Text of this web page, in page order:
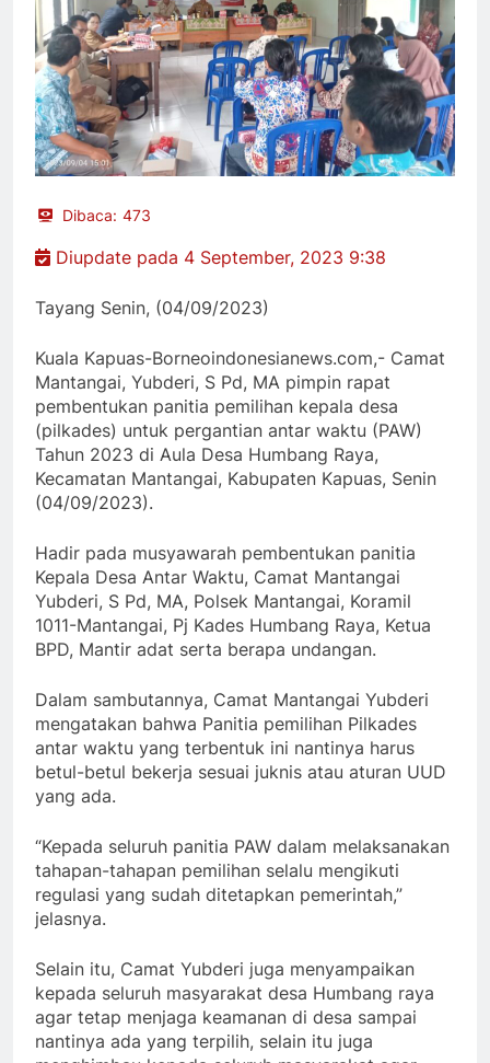
Dibaca: 473
Diupdate pada 4 September, 2023 9:38
Tayang Senin, (04/09/2023)
Kuala Kapuas-Borneoindonesianews.com,- Camat
Mantangai, Yubderi, S Pd, MA pimpin rapat
pembentukan panitia pemilihan kepala desa
(pilkades) untuk pergantian antar waktu (PAW)
Tahun 2023 di Aula Desa Humbang Raya,
Kecamatan Mantangai, Kabupaten Kapuas, Senin
(04/09/2023).
Hadir pada musyawarah pembentukan panitia
Kepala Desa Antar Waktu, Camat Mantangai
Yubderi, S Pd, MA, Polsek Mantangai, Koramil
1011-Mantangai, Pj Kades Humbang Raya, Ketua
BPD, Mantir adat serta berapa undangan.
Dalam sambutannya, Camat Mantangai Yubderi
mengatakan bahwa Panitia pemilihan Pilkades
antar waktu yang terbentuk ini nantinya harus
betul-betul bekerja sesuai juknis atau aturan UUD
yang ada.
“Kepada seluruh panitia PAW dalam melaksanakan
tahapan-tahapan pemilihan selalu mengikuti
regulasi yang sudah ditetapkan pemerintah,”
jelasnya.
Selain itu, Camat Yubderi juga menyampaikan
kepada seluruh masyarakat desa Humbang raya
agar tetap menjaga keamanan di desa sampai
nantinya ada yang terpilih, selain itu juga